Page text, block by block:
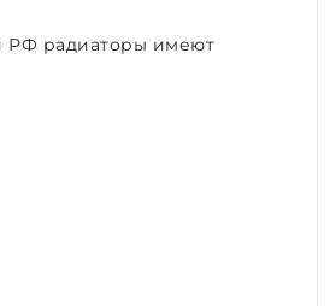
РФ радиаторы имеют